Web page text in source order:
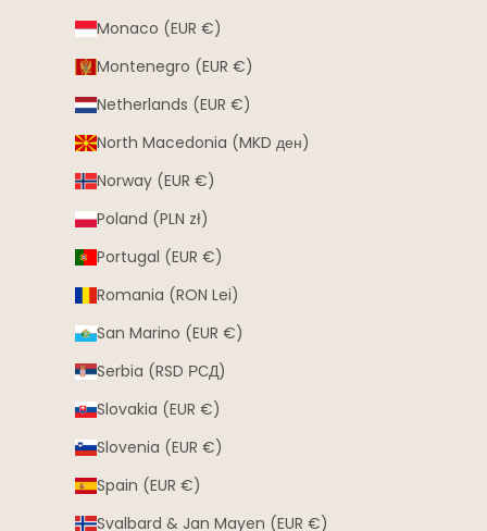
Monaco (EUR €)
Montenegro (EUR €)
Netherlands (EUR €)
North Macedonia (MKD ден)
Norway (EUR €)
Poland (PLN zł)
Portugal (EUR €)
Romania (RON Lei)
San Marino (EUR €)
Serbia (RSD РСД)
Slovakia (EUR €)
Slovenia (EUR €)
Spain (EUR €)
Svalbard & Jan Mayen (EUR €)